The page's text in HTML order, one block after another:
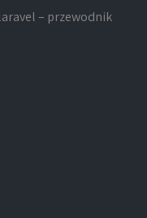
– przewodnik